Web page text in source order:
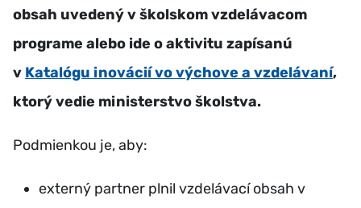
obsah uvedený v školskom vzdelávacom
programe alebo ide o aktivitu zapísanú
v Katalógu inovácií vo výchove a vzdelávaní,
ktorý vedie ministerstvo školstva.
Podmienkou je, aby:
externý partner plnil vzdelávací obsah v